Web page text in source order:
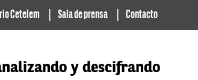
Cetelem Sala de prensa Contacto
y descifrando